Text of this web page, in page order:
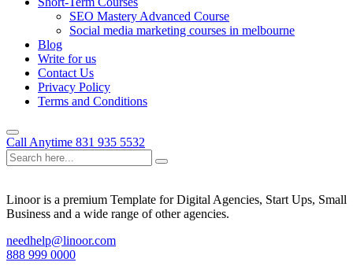
SEO Mastery Advanced Course
Social media marketing courses in melbourne
Blog
Write for us
Contact Us
Privacy Policy
Terms and Conditions
Call Anytime 831 935 5532
Linoor is a premium Template for Digital Agencies, Start Ups, Small
Business and a wide range of other agencies.
needhelp@linoor.com
888 999 0000